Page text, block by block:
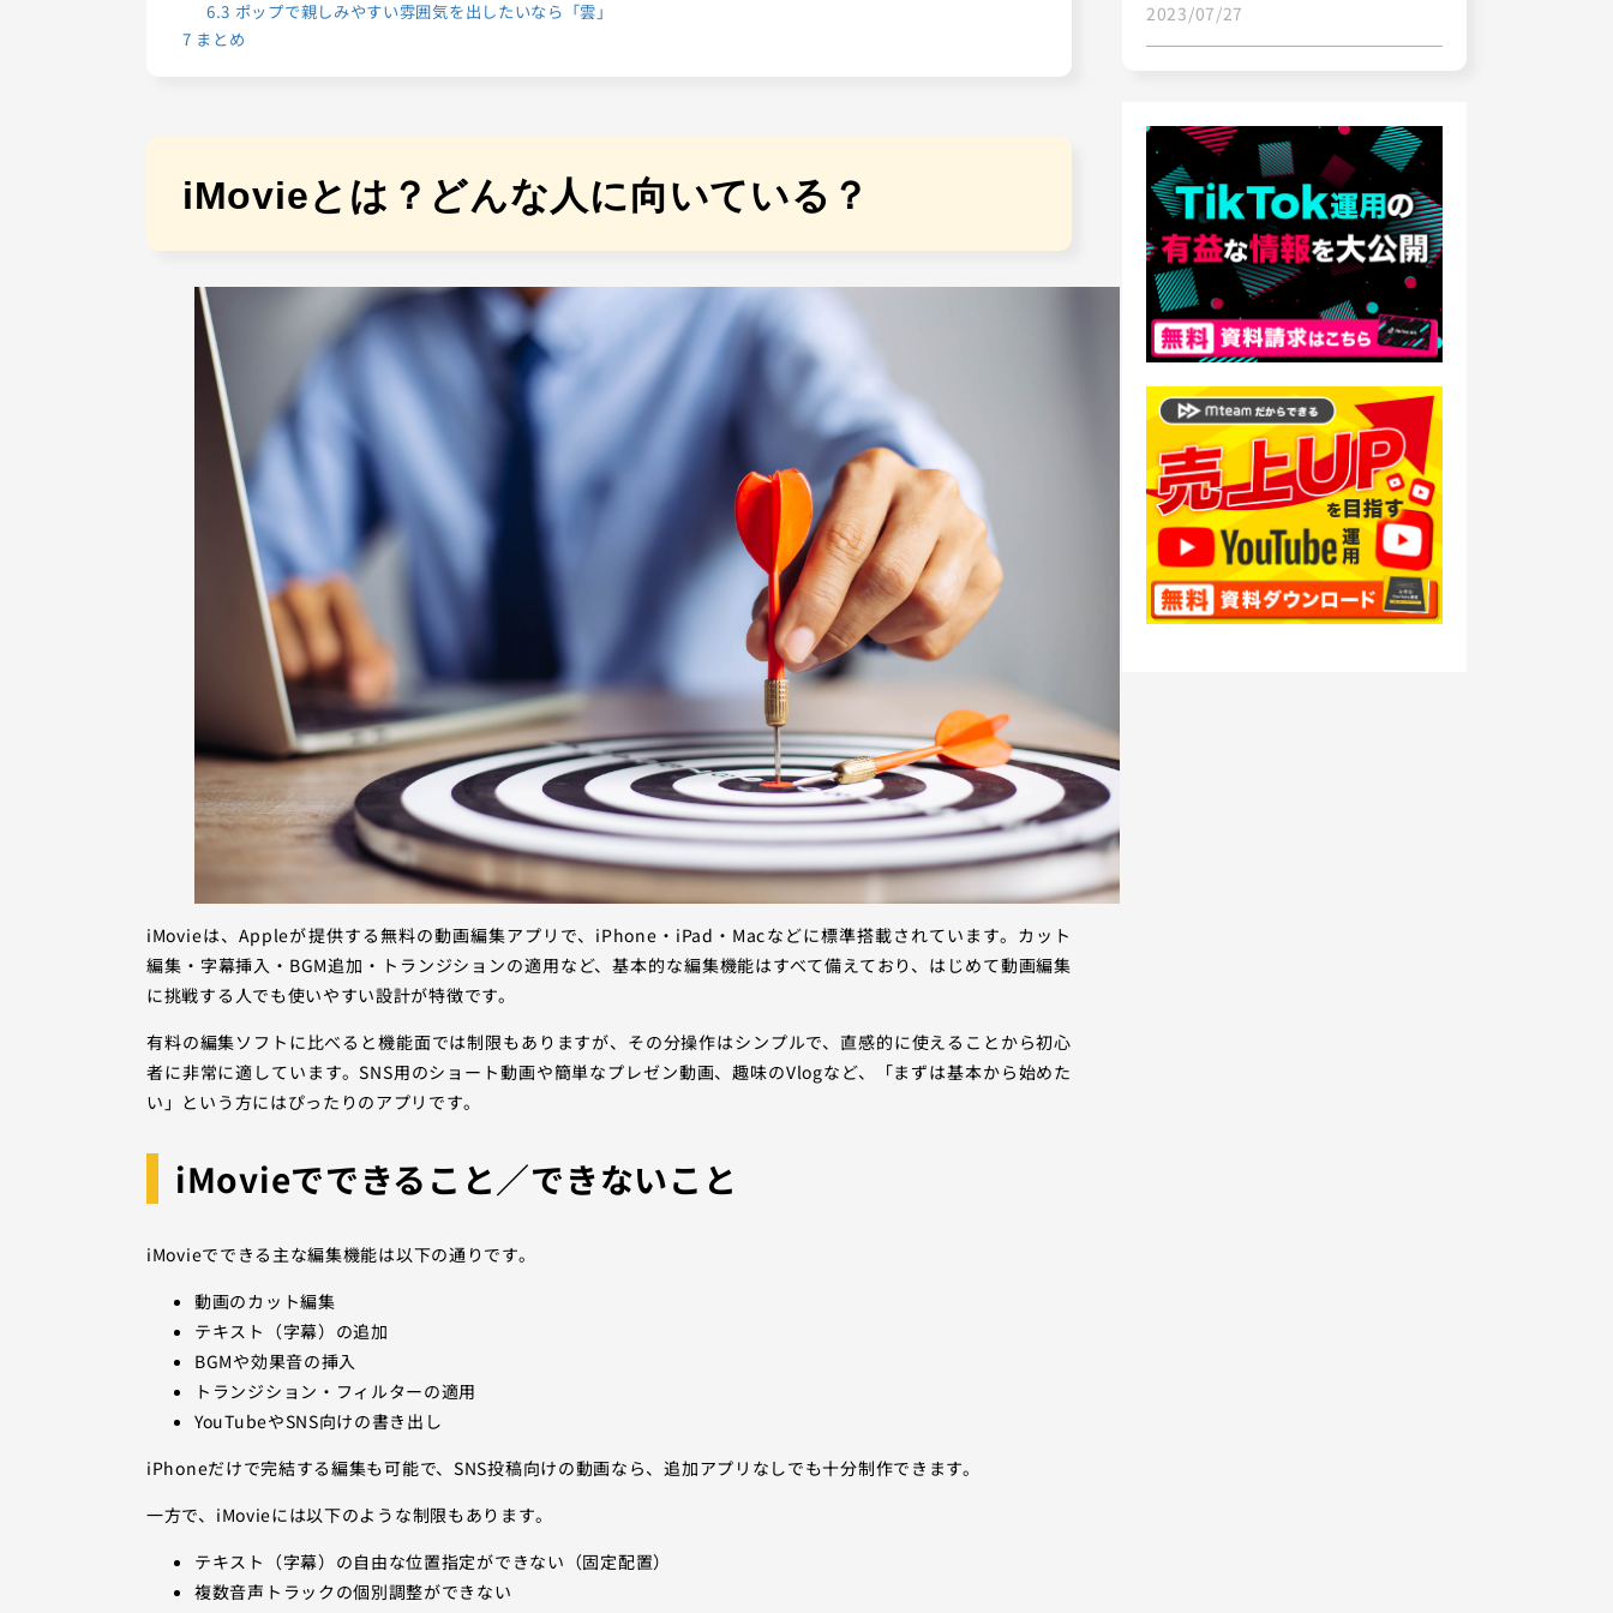
6.3 ポップで親しみやすい雰囲気を出したいなら「雲」
7 まとめ
iMovieとは？どんな人に向いている？
iMovieは、Appleが提供する無料の動画編集アプリで、iPhone・iPad・Macなどに標準搭載されています。カット
編集・字幕挿入・BGM追加・トランジションの適用など、基本的な編集機能はすべて備えており、はじめて動画編集
に挑戦する人でも使いやすい設計が特徴です。
有料の編集ソフトに比べると機能面では制限もありますが、その分操作はシンプルで、直感的に使えることから初心
者に非常に適しています。SNS用のショート動画や簡単なプレゼン動画、趣味のVlogなど、「まずは基本から始めた
い」という方にはぴったりのアプリです。
iMovieでできること／できないこと
iMovieでできる主な編集機能は以下の通りです。
動画のカット編集
テキスト（字幕）の追加
BGMや効果音の挿入
トランジション・フィルターの適用
YouTubeやSNS向けの書き出し
iPhoneだけで完結する編集も可能で、SNS投稿向けの動画なら、追加アプリなしでも十分制作できます。
一方で、iMovieには以下のような制限もあります。
テキスト（字幕）の自由な位置指定ができない（固定配置）
複数音声トラックの個別調整ができない
2023/07/27